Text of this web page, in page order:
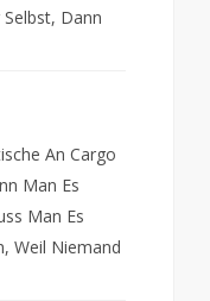
Dann
An Cargo
Man Es
Man Es
Weil Niemand